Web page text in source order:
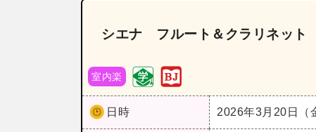
シエナ フルート＆クラリネット
室内楽
日時 2026年3月20日（